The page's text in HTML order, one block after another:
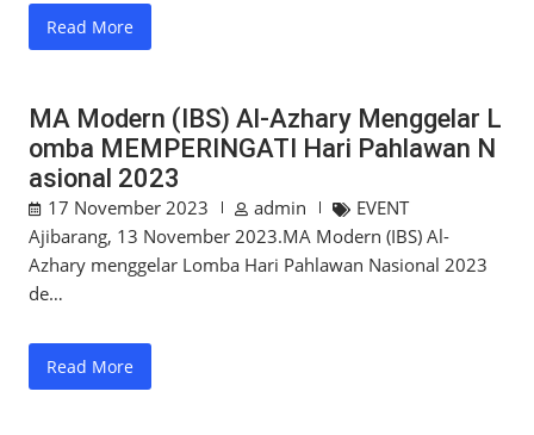
Read More
MA Modern (IBS) Al-Azhary Menggelar L
omba MEMPERINGATI Hari Pahlawan N
asional 2023
17 November 2023 admin
EVENT
Ajibarang, 13 November 2023.MA Modern (IBS) Al-
Azhary menggelar Lomba Hari Pahlawan Nasional 2023
de…
Read More